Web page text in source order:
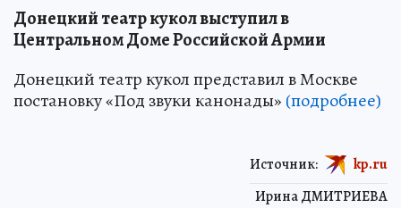
Донецкий театр кукол выступил в
Центральном Доме Российской Армии
Донецкий театр кукол представил в Москве
постановку «Под звуки канонады» (подробнее)
Ирина ДМИТРИЕВА
Источник: kp.ru